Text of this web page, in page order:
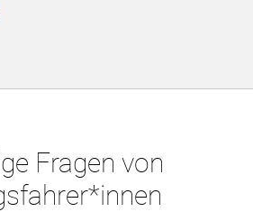
Fragen von